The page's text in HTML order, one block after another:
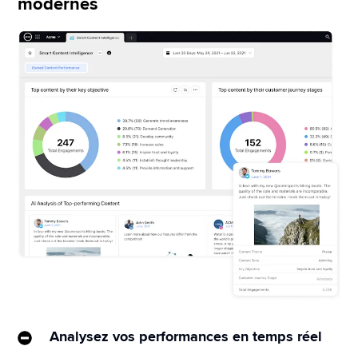
modernes
Analysez vos performances en temps réel